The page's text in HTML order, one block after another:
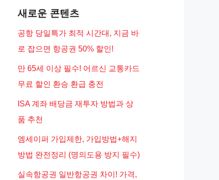
새로운 콘텐츠
공항 당일특가 최적 시간대, 지금 바
로 잡으면 항공권 50% 할인!
만 65세 이상 필수! 어르신 교통카드
무료 할인 환승 환급 충전
ISA 계좌 배당금 재투자 방법과 상
품 추천
엠세이퍼 가입제한, 가입방법+해지
방법 완전정리 (명의도용 방지 필수)
실속항공권 일반항공권 차이! 가격,